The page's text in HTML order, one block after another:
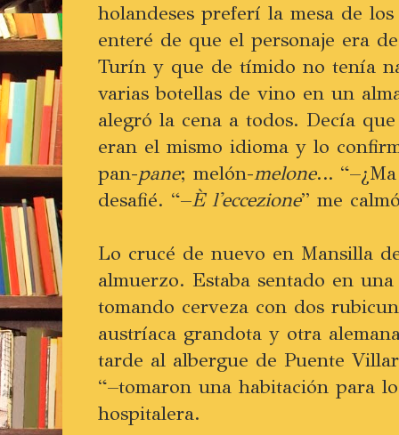
holandeses preferí la mesa de
enteré de que el personaje era
Turín y que de tímido no tenía
varias botellas de vino en un
alegró la cena a todos. Decía
eran el mismo idioma y lo
pan-pane; melón-melone…
desafié. “–È l'eccezione” me
Lo crucé de nuevo en Mansilla
almuerzo. Estaba sentado en
tomando cerveza con dos
austríaca grandota y otra
tarde al albergue de Puente
“–tomaron una habitación para
hospitalera.